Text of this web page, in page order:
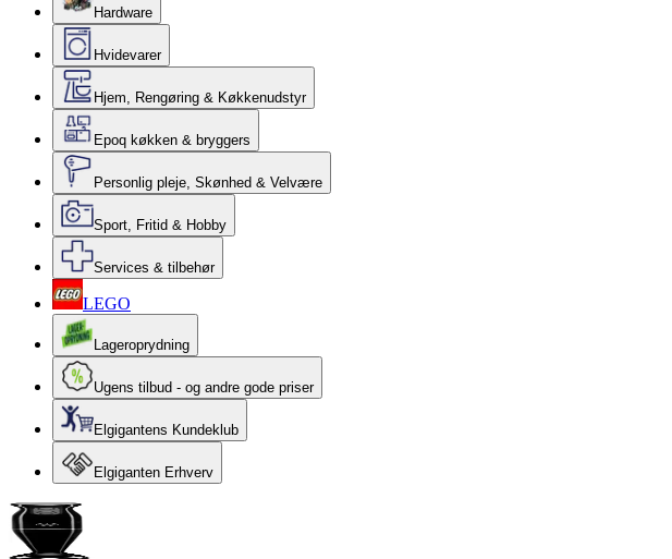
Hardware
Hvidevarer
Hjem, Rengøring & Køkkenudstyr
Epoq køkken & bryggers
Personlig pleje, Skønhed & Velvære
Sport, Fritid & Hobby
Services & tilbehør
LEGO
Lageroprydning
Ugens tilbud - og andre gode priser
Elgigantens Kundeklub
Elgiganten Erhverv